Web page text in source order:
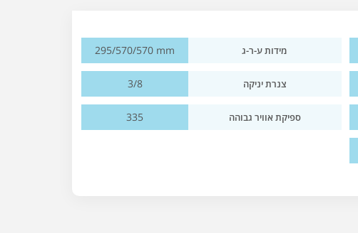
מידות ע-ר-ג 295/570/570 mm
צנרת יניקה 3/8
ספיקת אוויר גבוהה 335